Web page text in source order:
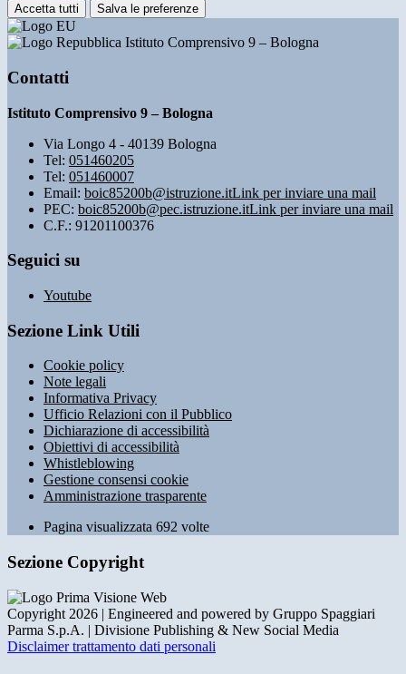
Accetta tutti Salva le preferenze
Istituto Comprensivo 9 – Bologna
Contatti
Istituto Comprensivo 9 – Bologna
Via Longo 4 - 40139 Bologna
Tel: 051460205
Tel: 051460007
Email: boic85200b@istruzione.itLink per inviare una mail
PEC: boic85200b@pec.istruzione.itLink per inviare una mail
C.F.: 91201100376
Seguici su
Youtube
Sezione Link Utili
Cookie policy
Note legali
Informativa Privacy
Ufficio Relazioni con il Pubblico
Dichiarazione di accessibilità
Obiettivi di accessibilità
Whistleblowing
Gestione consensi cookie
Amministrazione trasparente
Pagina visualizzata 692 volte
Sezione Copyright
Copyright 2026 | Engineered and powered by Gruppo Spaggiari
Parma S.p.A. | Divisione Publishing & New Social Media
Disclaimer trattamento dati personali